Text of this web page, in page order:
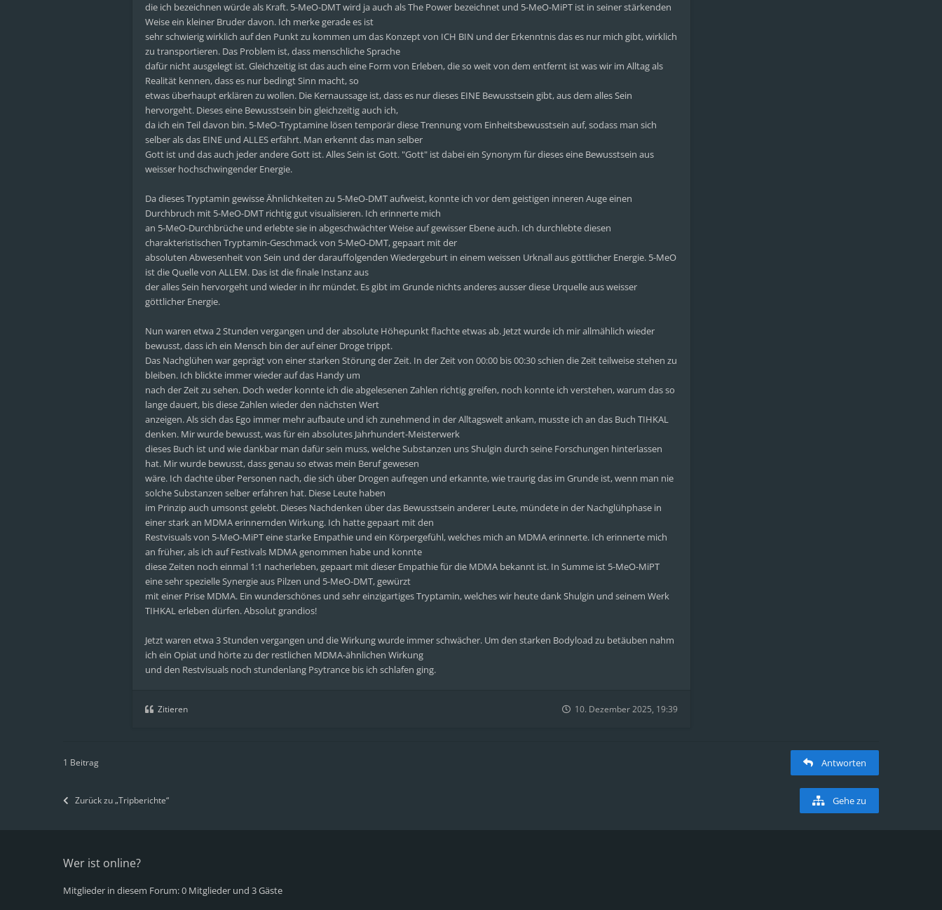
die ich bezeichnen würde als Kraft. 5-MeO-DMT wird ja auch als The Power bezeichnet und 5-MeO-MiPT ist in seiner stärkenden
Weise ein kleiner Bruder davon. Ich merke gerade es ist
sehr schwierig wirklich auf den Punkt zu kommen um das Konzept von ICH BIN und der Erkenntnis das es nur mich gibt, wirklich
zu transportieren. Das Problem ist, dass menschliche Sprache
dafür nicht ausgelegt ist. Gleichzeitig ist das auch eine Form von Erleben, die so weit von dem entfernt ist was wir im Alltag als
Realität kennen, dass es nur bedingt Sinn macht, so
etwas überhaupt erklären zu wollen. Die Kernaussage ist, dass es nur dieses EINE Bewusstsein gibt, aus dem alles Sein
hervorgeht. Dieses eine Bewusstsein bin gleichzeitig auch ich,
da ich ein Teil davon bin. 5-MeO-Tryptamine lösen temporär diese Trennung vom Einheitsbewusstsein auf, sodass man sich
selber als das EINE und ALLES erfährt. Man erkennt das man selber
Gott ist und das auch jeder andere Gott ist. Alles Sein ist Gott. "Gott" ist dabei ein Synonym für dieses eine Bewusstsein aus
weisser hochschwingender Energie.
Da dieses Tryptamin gewisse Ähnlichkeiten zu 5-MeO-DMT aufweist, konnte ich vor dem geistigen inneren Auge einen
Durchbruch mit 5-MeO-DMT richtig gut visualisieren. Ich erinnerte mich
an 5-MeO-Durchbrüche und erlebte sie in abgeschwächter Weise auf gewisser Ebene auch. Ich durchlebte diesen
charakteristischen Tryptamin-Geschmack von 5-MeO-DMT, gepaart mit der
absoluten Abwesenheit von Sein und der darauffolgenden Wiedergeburt in einem weissen Urknall aus göttlicher Energie. 5-MeO
ist die Quelle von ALLEM. Das ist die finale Instanz aus
der alles Sein hervorgeht und wieder in ihr mündet. Es gibt im Grunde nichts anderes ausser diese Urquelle aus weisser
göttlicher Energie.
Nun waren etwa 2 Stunden vergangen und der absolute Höhepunkt flachte etwas ab. Jetzt wurde ich mir allmählich wieder
bewusst, dass ich ein Mensch bin der auf einer Droge trippt.
Das Nachglühen war geprägt von einer starken Störung der Zeit. In der Zeit von 00:00 bis 00:30 schien die Zeit teilweise stehen zu
bleiben. Ich blickte immer wieder auf das Handy um
nach der Zeit zu sehen. Doch weder konnte ich die abgelesenen Zahlen richtig greifen, noch konnte ich verstehen, warum das so
lange dauert, bis diese Zahlen wieder den nächsten Wert
anzeigen. Als sich das Ego immer mehr aufbaute und ich zunehmend in der Alltagswelt ankam, musste ich an das Buch TIHKAL
denken. Mir wurde bewusst, was für ein absolutes Jahrhundert-Meisterwerk
dieses Buch ist und wie dankbar man dafür sein muss, welche Substanzen uns Shulgin durch seine Forschungen hinterlassen
hat. Mir wurde bewusst, dass genau so etwas mein Beruf gewesen
wäre. Ich dachte über Personen nach, die sich über Drogen aufregen und erkannte, wie traurig das im Grunde ist, wenn man nie
solche Substanzen selber erfahren hat. Diese Leute haben
im Prinzip auch umsonst gelebt. Dieses Nachdenken über das Bewusstsein anderer Leute, mündete in der Nachglühphase in
einer stark an MDMA erinnernden Wirkung. Ich hatte gepaart mit den
Restvisuals von 5-MeO-MiPT eine starke Empathie und ein Körpergefühl, welches mich an MDMA erinnerte. Ich erinnerte mich
an früher, als ich auf Festivals MDMA genommen habe und konnte
diese Zeiten noch einmal 1:1 nacherleben, gepaart mit dieser Empathie für die MDMA bekannt ist. In Summe ist 5-MeO-MiPT
eine sehr spezielle Synergie aus Pilzen und 5-MeO-DMT, gewürzt
mit einer Prise MDMA. Ein wunderschönes und sehr einzigartiges Tryptamin, welches wir heute dank Shulgin und seinem Werk
TIHKAL erleben dürfen. Absolut grandios!
Jetzt waren etwa 3 Stunden vergangen und die Wirkung wurde immer schwächer. Um den starken Bodyload zu betäuben nahm
ich ein Opiat und hörte zu der restlichen MDMA-ähnlichen Wirkung
und den Restvisuals noch stundenlang Psytrance bis ich schlafen ging.
Zitieren 10. Dezember 2025, 19:39
1 Beitrag Antworten
Zurück zu „Tripberichte“ Gehe zu
Wer ist online?
Mitglieder in diesem Forum: 0 Mitglieder und 3 Gäste